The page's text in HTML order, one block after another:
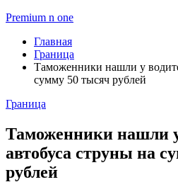
Premium n one
Главная
Граница
Таможенники нашли у
сумму 50 тысяч рублей
Граница
Таможенники нашли
автобуса струны на
рублей